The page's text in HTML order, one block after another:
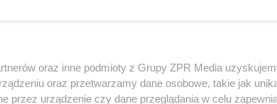
oraz inne podmioty z Grupy ZPR Media
oraz przetwarzamy dane osobowe, takie jak
przez urządzenie czy dane przeglądania w celu